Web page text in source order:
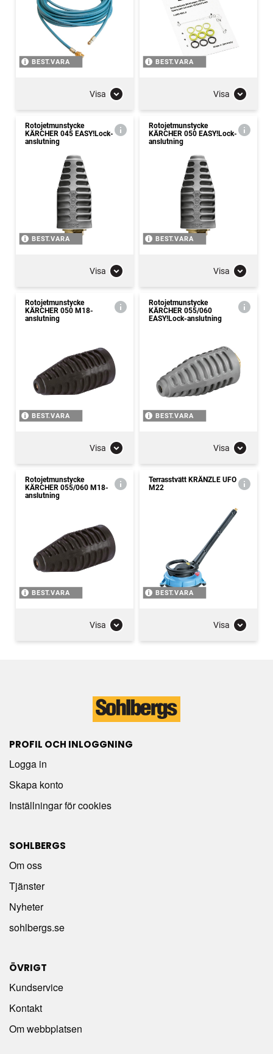
BEST.VARA
Visa
BEST.VARA
Visa
Rotojetmunstycke
KÄRCHER 045 EASY!Lock-
anslutning
BEST.VARA
Visa
Rotojetmunstycke
KÄRCHER 050 EASY!Lock-
anslutning
BEST.VARA
Visa
Rotojetmunstycke
KÄRCHER 050 M18-
anslutning
BEST.VARA
Visa
Rotojetmunstycke
KÄRCHER 055/060
EASY!Lock-anslutning
BEST.VARA
Visa
Rotojetmunstycke
KÄRCHER 055/060 M18-
anslutning
BEST.VARA
Visa
Terrasstvätt KRÄNZLE UFO
M22
BEST.VARA
Visa
PROFIL OCH INLOGGNING
Logga in
Skapa konto
Inställningar för cookies
SOHLBERGS
Om oss
Tjänster
Nyheter
sohlbergs.se
ÖVRIGT
Kundservice
Kontakt
Om webbplatsen